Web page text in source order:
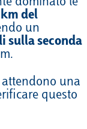
del
un
sulla seconda
una
questo